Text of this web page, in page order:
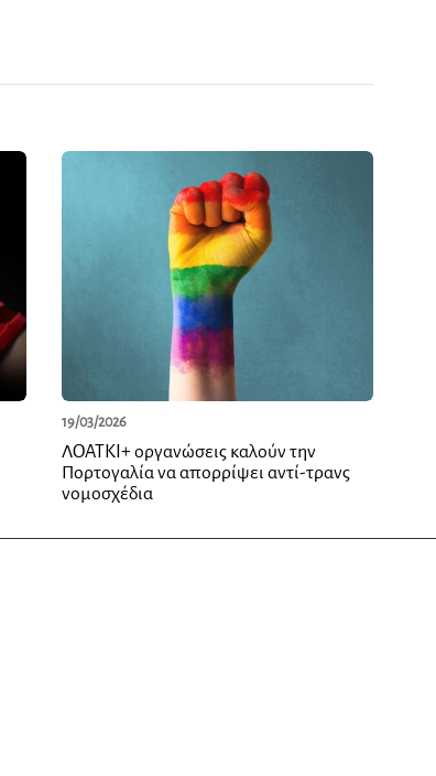
19/03/2026
ΛΟΑΤΚΙ+ οργανώσεις καλούν την
Πορτογαλία να απορρίψει αντί-τρανς
νομοσχέδια